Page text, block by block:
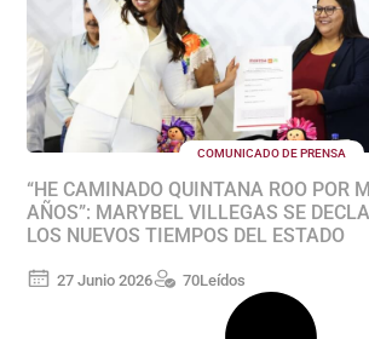
COMUNICADO DE PRENSA
“HE CAMINADO QUINTANA ROO POR
AÑOS”: MARYBEL VILLEGAS SE
LOS NUEVOS TIEMPOS DEL ESTADO
27 Junio 2026 70Leídos